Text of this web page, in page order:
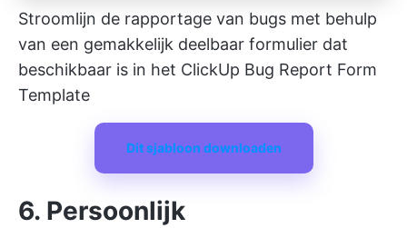
Stroomlijn de rapportage van bugs met behulp
van een gemakkelijk deelbaar formulier dat
beschikbaar is in het ClickUp Bug Report Form
Template
Dit sjabloon downloaden
6. Persoonlijk